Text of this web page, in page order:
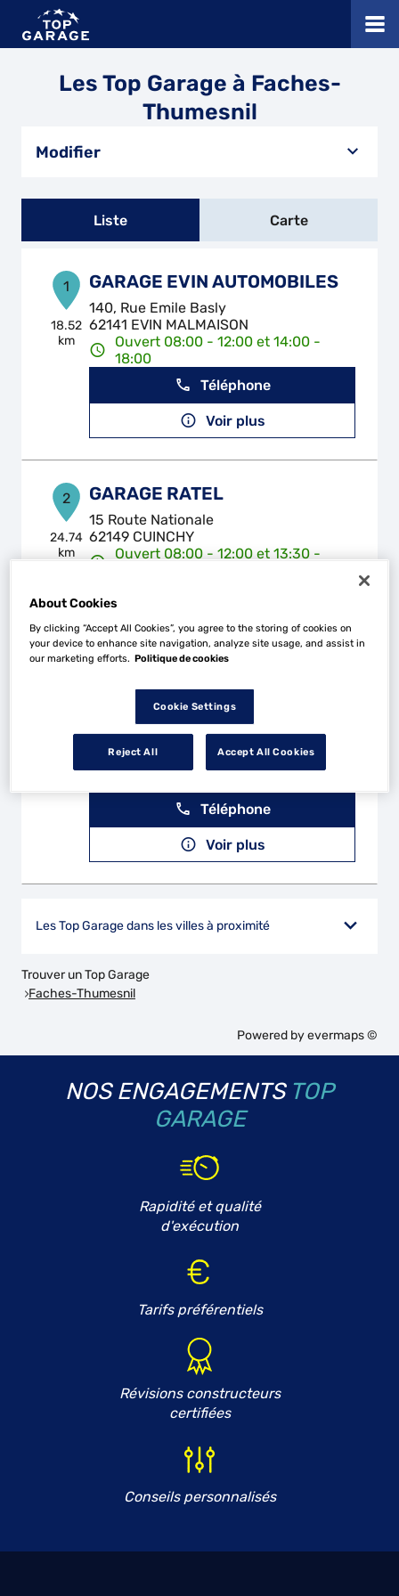
Les Top Garage à Faches-
Thumesnil
Modifier
Liste Carte
1
18.52
km
GARAGE EVIN AUTOMOBILES
140, Rue Emile Basly
62141 EVIN MALMAISON
Ouvert 08:00 - 12:00 et 14:00 -
18:00
Téléphone
Voir plus
2
24.74
km
GARAGE RATEL
15 Route Nationale
62149 CUINCHY
Ouvert 08:00 - 12:00 et 13:30 -
Voir plus
TOP IMPORT AUTOMOBILES
688 Rue du 8 Mai
62400 LOCON
Ouvert 08:30 - 12:00 et 14:00 -
Téléphone
Voir plus
Les Top Garage dans les villes à proximité
Trouver un Top Garage
Faches-Thumesnil
Powered byevermaps ©
NOS ENGAGEMENTS TOP
GARAGE
Rapidité et qualité
d'exécution
Tarifs préférentiels
Révisions constructeurs
certifiées
Conseils personnalisés
About Cookies
By clicking “Accept All Cookies”, you agree to the storing of cookies on
your device to enhance site navigation, analyze site usage, and assist in
our marketing efforts. Politique de cookies
Cookie Settings
Reject All Accept All Cookies